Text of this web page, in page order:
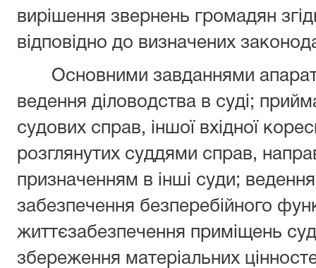
вирішення звернень громадян
відповідно до визначених
Основними завданнями апарату
ведення діловодства в суді;
судових справ, іншої вхідної
розглянутих суддями справ,
призначенням в інші суди;
забезпечення безперебійного
життєзабезпечення приміщень
збереження матеріальних